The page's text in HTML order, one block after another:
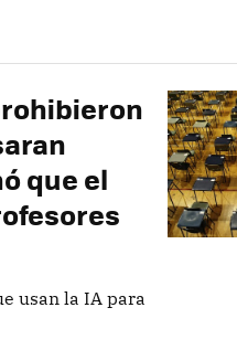
que el
usan la IA para